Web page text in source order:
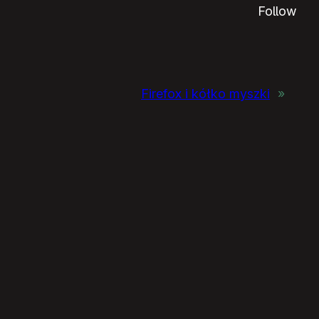
Follow
Firefox i kółko myszki »